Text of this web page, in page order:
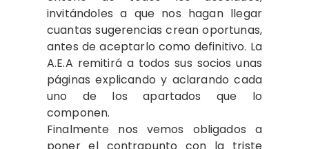
invitán­doles a que nos hagan llegar
cuantas sugerencias crean oportunas,
antes de aceptarlo como definitivo. La
A.E.A re­mitirá a todos sus socios unas
páginas explicando y aclarando cada
uno de los apartados que lo
componen.
Finalmente nos vemos obligados a